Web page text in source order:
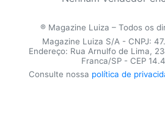
® Magazine Luiza – Todos os
Magazine Luiza S/A - CNPJ:
Endereço: Rua Arnulfo de Lima,
Franca/SP - CEP
Consulte nossa política de